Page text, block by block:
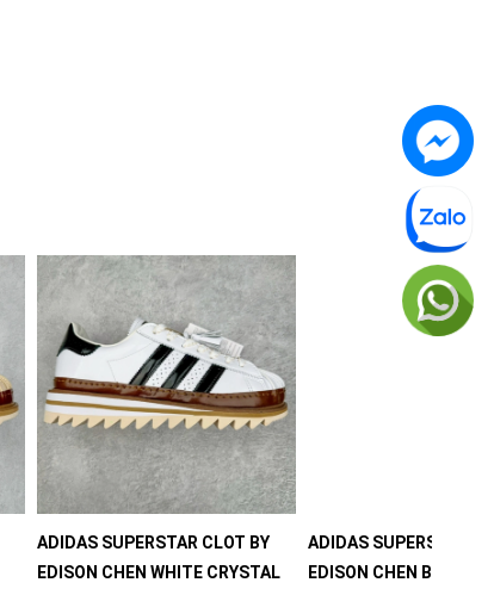
ADIDAS SUPERSTAR CLOT BY
EDISON CHEN WHITE CRYSTAL
ADIDAS SUPERSTAR
EDISON CHEN BLACK